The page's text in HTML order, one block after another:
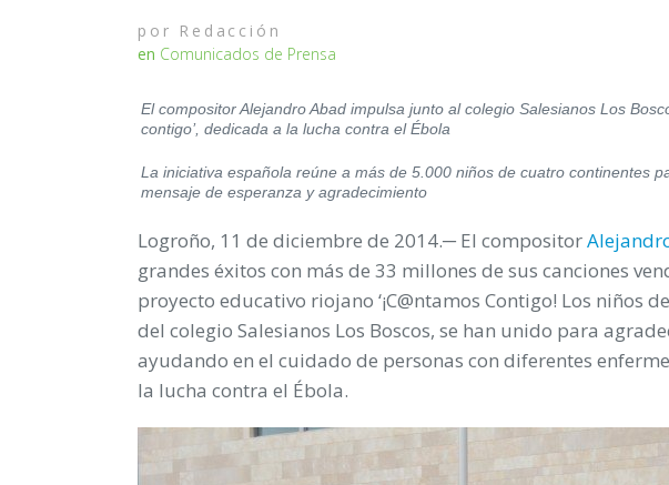
por Redacción
en Comunicados de Prensa
El compositor Alejandro Abad impulsa junto al colegio Salesianos Los
contigo’, dedicada a la lucha contra el Ébola
La iniciativa española reúne a más de 5.000 niños de cuatro continentes
mensaje de esperanza y agradecimiento
Logroño, 11 de diciembre de 2014.─ El compositor
grandes éxitos con más de 33 millones de sus canciones
proyecto educativo riojano ‘¡C@ntamos Contigo! Los niños
del colegio Salesianos Los Boscos, se han unido para
ayudando en el cuidado de personas con diferentes
la lucha contra el Ébola.